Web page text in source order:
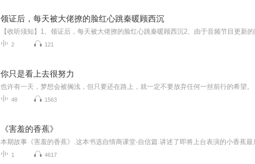
领证后，每天被大佬撩的脸红心跳秦暖顾西沉
2 121
你只是看上去很努力
也许有一天，梦想会被搁浅，但只要还在路上，就一定不要放弃任何一丝前行的希望。
48 1563
《害羞的香蕉》
1 4617